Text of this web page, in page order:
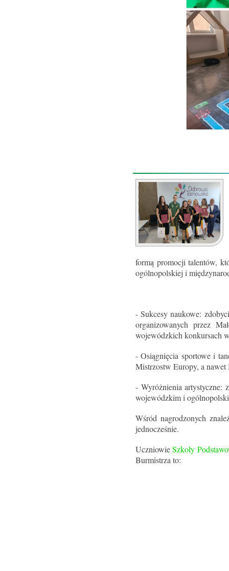
formą promocji talentów,
ogólnopolskiej i
- Sukcesy naukowe:
organizowanych przez
wojewódzkich konkursach
- Osiągnięcia sportowe i
Mistrzostw Europy, a
- Wyróżnienia artystyczne:
wojewódzkim i
Wśród nagrodzonych
jednocześnie.
UczniowieSzkoły
Burmistrza to: